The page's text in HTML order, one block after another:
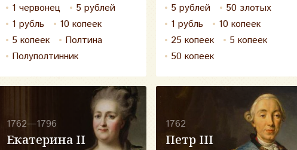
5 рублей
50 злотых
1 рубль
10 копеек
25 копеек
5 копеек
50 копеек
1 червонец
5 рублей
1 рубль
10 копеек
5 копеек
Полтина
Полуполтинник
Екатерина II
1762—1796
Петр III
1762